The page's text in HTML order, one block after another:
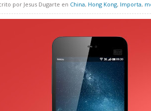
por Jesus Dugarte en China, Hong Kong, Importa,